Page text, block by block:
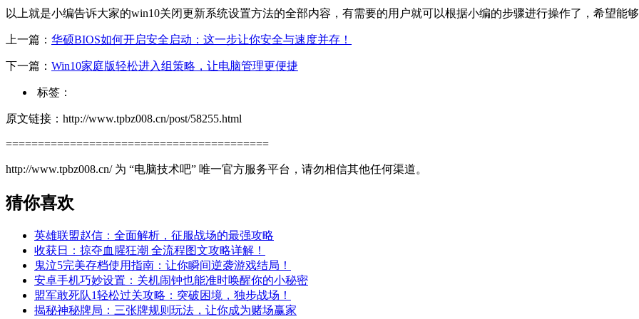
以上就是小编告诉大家的win10关闭更新系统设置方法的全部内容，有需要的用户就可以根据小编的步骤进行操作了，希望能够
上一篇： 华硕BIOS如何开启安全启动：这一步让你安全与速度并存！
下一篇： Win10家庭版轻松进入组策略，让电脑管理更便捷
标签：
原文链接：http://www.tpbz008.cn/post/58255.html
=========================================
http://www.tpbz008.cn/ 为 “电脑技术吧” 唯一官方服务平台，请勿相信其他任何渠道。
猜你喜欢
英雄联盟赵信：全面解析，征服战场的最强攻略
收获日：掠夺血腥狂潮 全流程图文攻略详解！
鬼泣5完美存档使用指南：让你瞬间逆袭游戏结局！
安卓手机巧妙设置：关机闹钟也能准时唤醒你的小秘密
盟军敢死队1轻松过关攻略：突破困境，独步战场！
揭秘神秘牌局：三张牌规则玩法，让你成为赌场赢家